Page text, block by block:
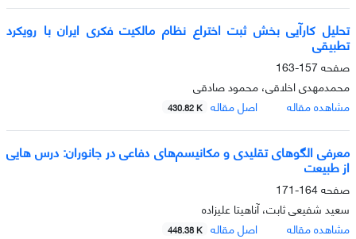
تحلیل کارآیی بخش ثبت اختراع نظام مالکیت فکری ایران با رویکرد
تطبیقی
صفحه157-163
محمدمهدی اخلاقی، محمود صادقی
مشاهده مقاله
اصل مقاله 430.82 K
معرفی الگوهای تقلیدی و مکانیسم‌های دفاعی در جانوران: درس هایی
از طبیعت
صفحه164-171
سعید شفیعی ثابت، آناهیتا علیزاده
مشاهده مقاله
اصل مقاله 448.38 K